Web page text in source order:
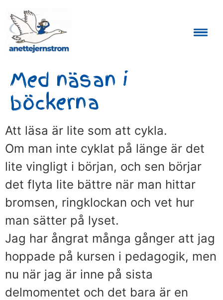
Med näsan i
böckerna
Att läsa är lite som att cykla.
Om man inte cyklat på länge är det
lite vingligt i början, och sen börjar
det flyta lite bättre när man hittar
bromsen, ringklockan och vet hur
man sätter på lyset.
Jag har ångrat många gånger att jag
hoppade på kursen i pedagogik, men
nu när jag är inne på sista
delmomentet och det bara är en